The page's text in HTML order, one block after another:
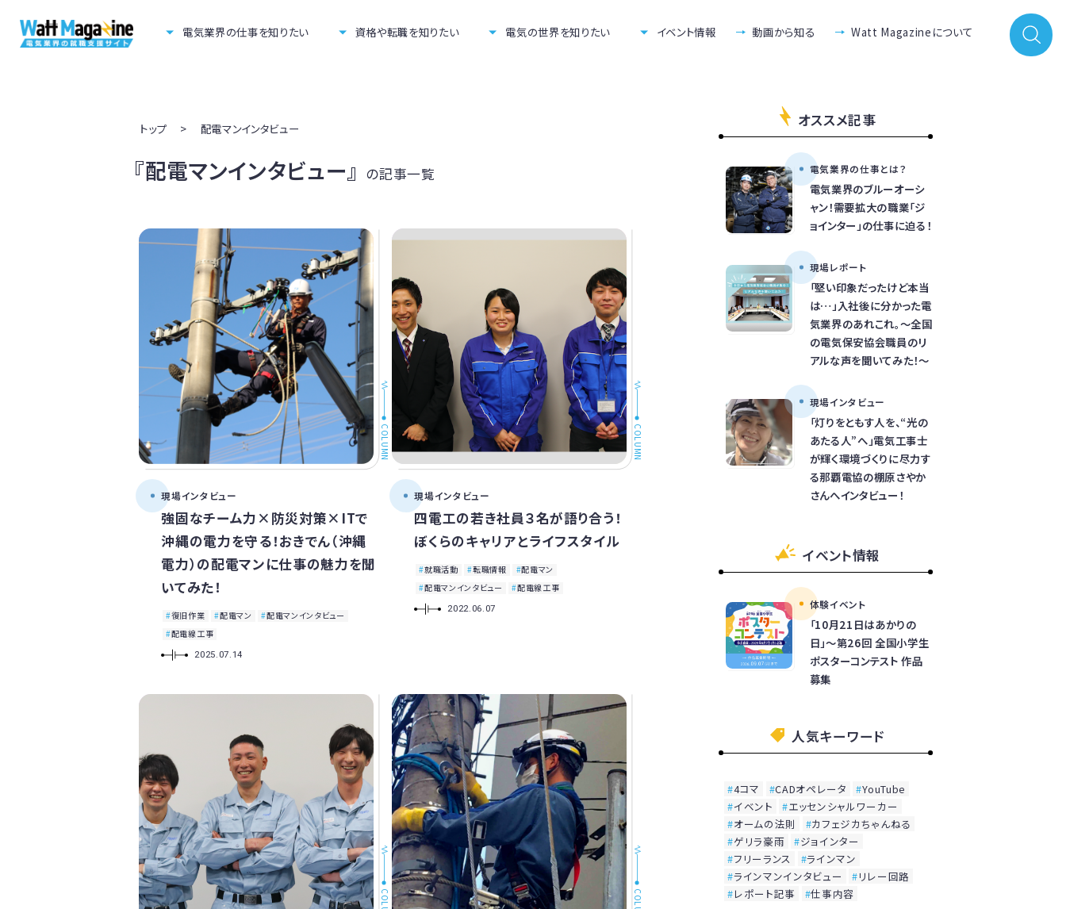
電気業界の仕事を知りたい 資格や転職を知りたい 電気の世界を知りたい イベント情報 動画から知る Watt Magazineについて
トップ > 配電マンインタビュー
『配電マンインタビュー』 の記事一覧
COLUMN
現場インタビュー
強固なチーム力×防災対策×ITで
沖縄の電力を守る！おきでん（沖縄
電力）の配電マンに仕事の魅力を聞
いてみた！
復旧作業 配電マン
配電マンインタビュー
配電線工事
2025.07.14
COLUMN
現場インタビュー
四電工の若き社員３名が語り合う！
ぼくらのキャリアとライフスタイル
就職活動 転職情報
配電マン
配電マンインタビュー
配電線工事
2022.06.07
オススメ記事
電気業界の仕事とは？
電気業界のブルーオーシ
ャン！需要拡大の職業「ジ
ョインター」の仕事に迫る！
現場レポート
「堅い印象だったけど本当
は…」入社後に分かった電
気業界のあれこれ。～全国
の電気保安協会職員のリ
アルな声を聞いてみた！～
現場インタビュー
「灯りをともす人を、“光の
あたる人”へ」電気工事士
が輝く環境づくりに尽力す
る那覇電協の棚原さやか
さんへインタビュー！
イベント情報
体験イベント
「10月21日はあかりの
日」～第26回 全国小学生
ポスターコンテスト 作品
募集
人気キーワード
4コマ CADオペレータ
YouTube
イベント
エッセンシャルワーカー
オームの法則
カフェジカちゃんねる
ゲリラ豪雨
ジョインター
フリーランス
ラインマン
ラインマンインタビュー
リレー回路
レポート記事
仕事内容